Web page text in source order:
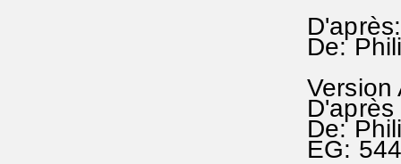
De:
Version
De:
EG: